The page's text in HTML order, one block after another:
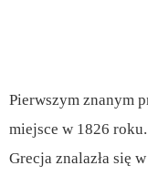
Pierwszym znanym
miejsce w 1826
Grecja znalazła się